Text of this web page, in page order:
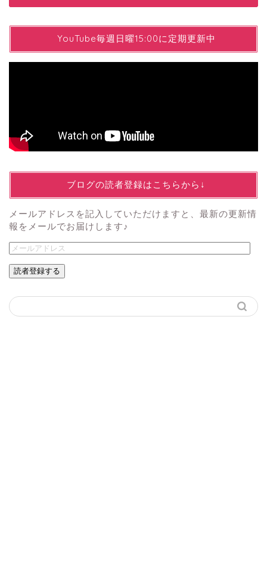
YYouTube毎週日曜15:00に定期更新中
↓ブログの読者登録はこちらから↓
メールアドレスを記入していただけますと、最新の更新情
報をメールでお届けします♪
読者登録する